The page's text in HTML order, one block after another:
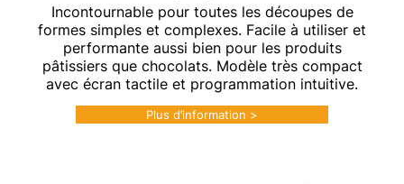
Incontournable pour toutes les découpes de
formes simples et complexes. Facile à utiliser et
performante aussi bien pour les produits
pâtissiers que chocolats. Modèle très compact
avec écran tactile et programmation intuitive.
Plus d’information >